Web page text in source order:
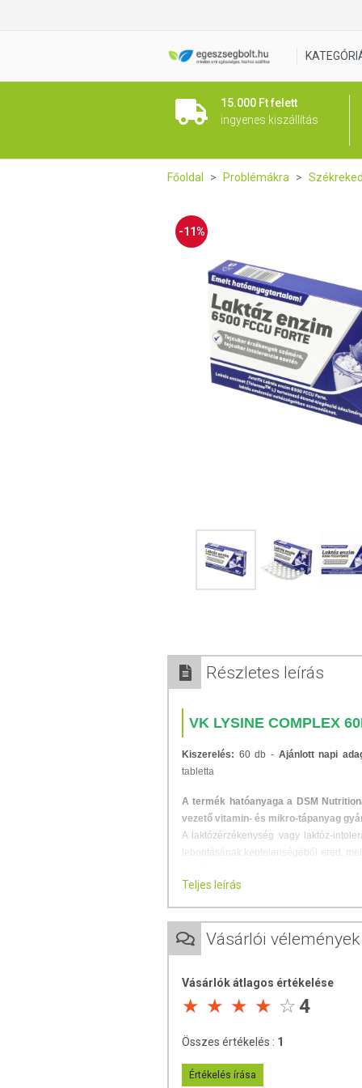
15.000 Ft felett
ingyenes kiszállítás
Főoldal Problémákra
-11%
Részletes leírás
VK LYSINE COMPLEX
Kiszerelés: 60 db - Ajánlott napi
tabletta
A termék hatóanyaga a DSM
vezető vitamin- és mikro-tápanyag
A laktózérzékenység vagy laktóz-
lebontásának képtelenségéből ered,
hozzávetőlegesen 2,5 dl tehéntejnek
vagy szétrágva kell fogyasztani. Napi
ÖSSZETEVŐK
Tömegnövelő szerek (szorbit,
L (maltodextrin [kukorica], laktáz
Teljes leírás
Vásárlói vélemények
Vásárlók átlagos értékelése
4
Összes értékelés : 1
Értékelés írása